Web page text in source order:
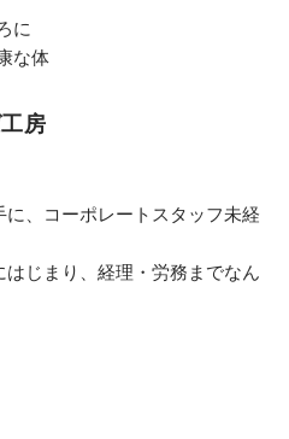
に
な体
房
、コーポレートスタッフ未経
はじまり、経理・労務までなん